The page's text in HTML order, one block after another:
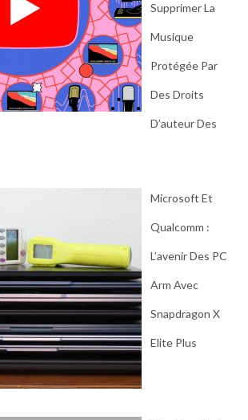
Supprimer La
Musique
Protégée Par
Des Droits
D’auteur Des
Microsoft Et
Qualcomm :
L’avenir Des PC
Arm Avec
Snapdragon X
Elite Plus